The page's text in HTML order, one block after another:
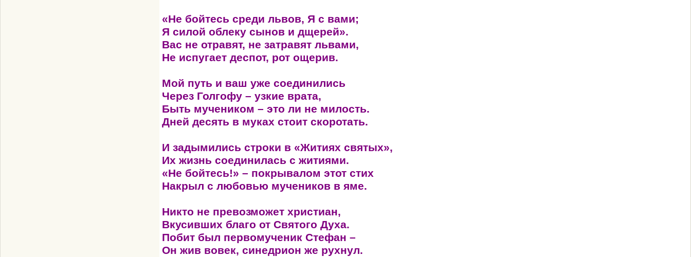
«Не бойтесь среди львов, Я с вами;
Я силой облеку сынов и дщерей».
Вас не отравят, не затравят львами,
Не испугает деспот, рот ощерив.
Мой путь и ваш уже соединились
Через Голгофу – узкие врата,
Быть мучеником – это ли не милость.
Дней десять в муках стоит скоротать.
И задымились строки в «Житиях святых»,
Их жизнь соединилась с житиями.
«Не бойтесь!» – покрывалом этот стих
Накрыл с любовью мучеников в яме.
Никто не превозможет христиан,
Вкусивших благо от Святого Духа.
Побит был первомученик Стефан –
Он жив вовек, синедрион же рухнул.